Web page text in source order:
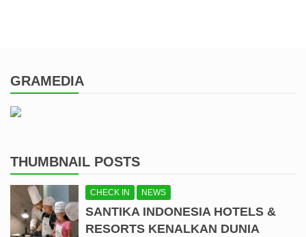
GRAMEDIA
THUMBNAIL POSTS
CHECK IN NEWS
SANTIKA INDONESIA HOTELS &
RESORTS KENALKAN DUNIA